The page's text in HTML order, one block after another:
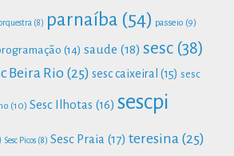
(8) parnaíba (54) passeio (9)
(14) saude (18) sesc (38)
Beira Rio (25) sesc caixeiral (15) sesc
(10) Sesc Ilhotas (16) sescpi
Sesc Picos (8) Sesc Praia (17) teresina (25)